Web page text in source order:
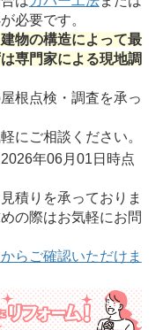
必要です。
物の構造によって最
専門家による現地調
根点検・調査を承っ
にご相談ください。
年06月01日時点
積りを承っておりま
の際はお気軽にお問
らご確認いただけま